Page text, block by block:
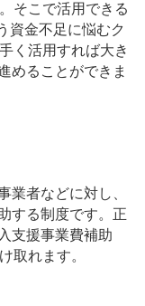
そこで活用できる
資金不足に悩むク
く活用すれば大き
めることができま
業者などに対し、
する制度です。正
支援事業費補助
取れます。